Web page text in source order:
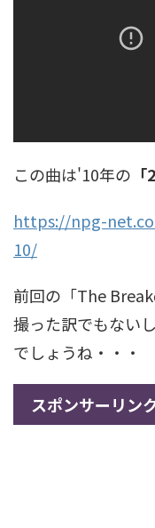
この曲は'10年の
https://npg-
10/
前回の「The
撮った訳でもない
でしょうね・・・
スポンサーリン